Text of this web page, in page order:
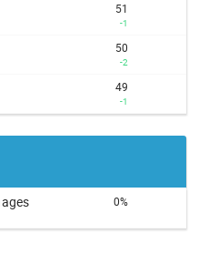
51
-1
50
-2
49
-1
0%